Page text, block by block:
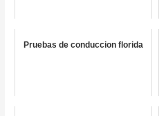
Pruebas de conduccion florida